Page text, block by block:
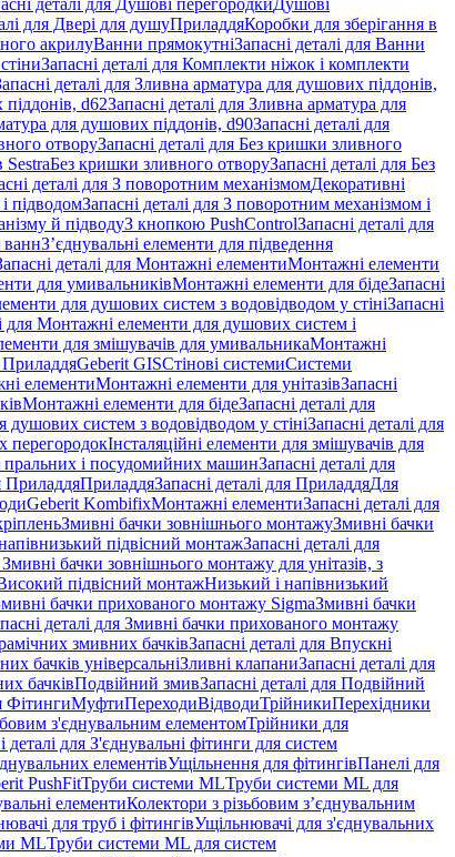
деталі для Душові перегородкиДушові
для Двері для душуПриладдяКоробки для зберігання в
акрилуВанни прямокутніЗапасні деталі для Ванни
Запасні деталі для Комплекти ніжок і комплекти
деталі для Зливна арматура для душових піддонів,
d62Запасні деталі для Зливна арматура для
для душових піддонів, d90Запасні деталі для
отворуЗапасні деталі для Без кришки зливного
SestraБез кришки зливного отворуЗапасні деталі для Без
деталі для З поворотним механізмомДекоративні
підводомЗапасні деталі для З поворотним механізмом і
й підводуЗ кнопкою PushControlЗапасні деталі для
ваннЗ’єднувальні елементи для підведення
деталі для Монтажні елементиМонтажні елементи
для умивальниківМонтажні елементи для бідеЗапасні
для душових систем з водовідводом у стініЗапасні
для Монтажні елементи для душових систем і
для змішувачів для умивальникаМонтажні
ПриладдяGeberit GISСтінові системиСистеми
елементиМонтажні елементи для унітазівЗапасні
Монтажні елементи для бідеЗапасні деталі для
систем з водовідводом у стініЗапасні деталі для
перегородокІнсталяційні елементи для змішувачів для
і посудомийних машинЗапасні деталі для
ПриладдяПриладдяЗапасні деталі для ПриладдяДля
Geberit KombifixМонтажні елементиЗапасні деталі для
Змивні бачки зовнішнього монтажуЗмивні бачки
підвісний монтажЗапасні деталі для
Змивні бачки зовнішнього монтажу для унітазів, з
підвісний монтажНизький і напівнизький
бачки прихованого монтажу SigmaЗмивні бачки
деталі для Змивні бачки прихованого монтажу
змивних бачківЗапасні деталі для Впускні
бачків універсальніЗливні клапаниЗапасні деталі для
бачкiвПодвійний змивЗапасні деталі для Подвійний
ФітингиМуфтиПереходиВідводиТрійникиПерехідники
з'єднувальним елементомТрійники для
деталі для З'єднувальні фітинги для систем
елементівУщільнення для фітингівПанелі для
PushFitТруби системи MLТруби системи ML для
елементиКолектори з різьбовим з’єднувальним
для труб і фітингівУщільнювачі для з'єднувальних
MLТруби системи ML для систем